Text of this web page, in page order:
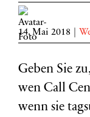
14. Mai 2018
Geben Sie
wen Call
wenn sie